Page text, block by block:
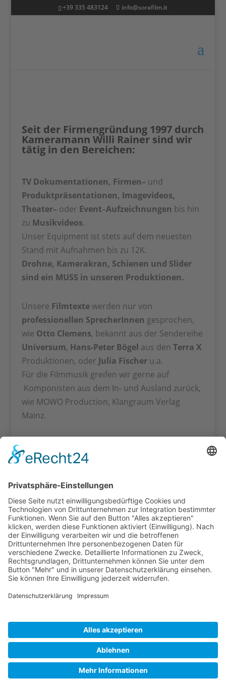
+39 335 483124 info@sorafilm.it
Seit der Firmengründung 1997 durch
Kameramann Willi Rainersind wir
tätig in den Bereichen:
TV Dokumentationen, Firmen– und
Produktpräsentationen, Imagevideos,
Theater– oder Event–Aufzeichnungen bis hin
zu Musikvideos.
Unser Equipment ist stets auf dem neuesten
Stand mit Aufnahmen bis zu 12K.
Drohne, Kamerakran, Schienen und Slider
sind ein MUSS in unseren Produktionen.
Unsere Filmtextewerden nur von
professionellen SprecherInnen gesprochen,
wie Otto Clemens, bekannt aus der Sendereihe
Universum, Hans-Peter Bögel aus den Terra X
Produktionen, oder Julia Fischer u.a.
Für die Filmmusik greifen wir gerne auf
Komponisten aus dem In- und Ausland zurück,
wie MOWO Production, Klangraum Verlag
Mainz.
Tel + mobile: +39 335 483 124
info@sorafilm.it
MwSt.Nr. - P.IVA IT01635580218
ROC:6486